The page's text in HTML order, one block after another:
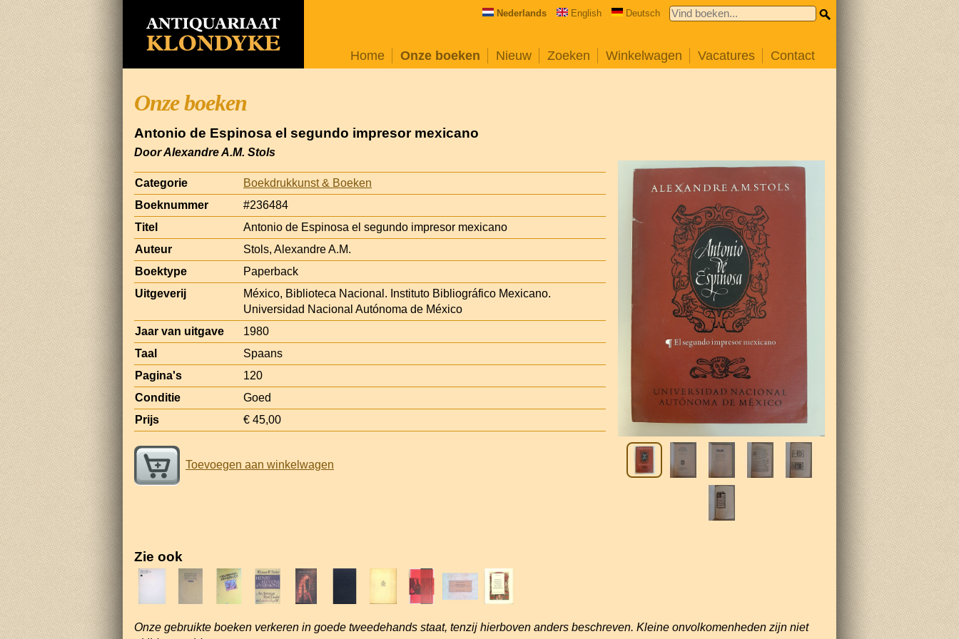
Nederlands English Deutsch
Home Onze boeken Nieuw Zoeken Winkelwagen Vacatures Contact
Onze boeken
Antonio de Espinosa el segundo impresor mexicano
Door Alexandre A.M. Stols
Categorie
Boekdrukkunst & Boeken
Boeknummer
#236484
Titel
Antonio de Espinosa el segundo impresor mexicano
Auteur
Stols, Alexandre A.M.
Boektype
Paperback
Uitgeverij
México, Biblioteca Nacional. Instituto Bibliográfico Mexicano.
Universidad Nacional Autónoma de México
Jaar van uitgave
1980
Taal
Spaans
Pagina's
120
Conditie
Goed
Prijs
€ 45,00
Toevoegen aan winkelwagen
Zie ook
Onze gebruikte boeken verkeren in goede tweedehands staat, tenzij hierboven anders beschreven. Kleine onvolkomenheden zijn niet